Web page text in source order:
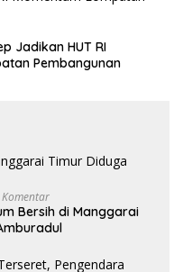
Jadikan HUT RI
Pembangunan
Bersih di Manggarai